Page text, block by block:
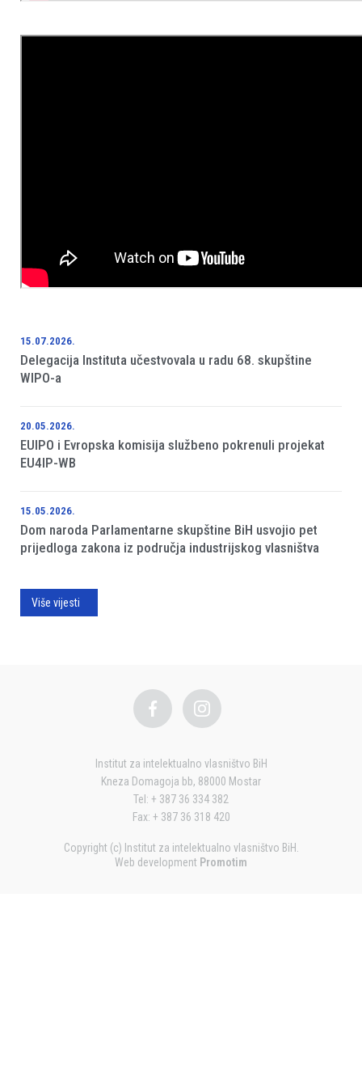
15.07.2026.
Delegacija Instituta učestvovala u radu 68. skupštine
WIPO-a
20.05.2026.
EUIPO i Evropska komisija službeno pokrenuli projekat
EU4IP-WB
15.05.2026.
Dom naroda Parlamentarne skupštine BiH usvojio pet
prijedloga zakona iz područja industrijskog vlasništva
Više vijesti
Institut za intelektualno vlasništvo BiH
Kneza Domagoja bb, 88000 Mostar
Tel: + 387 36 334 382
Fax: + 387 36 318 420
Copyright (c) Institut za intelektualno vlasništvo BiH.
Web development Promotim